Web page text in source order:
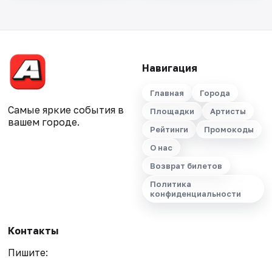
Самые яркие события в
вашем городе.
Навигация
Главная
Города
Площадки
Артисты
Рейтинги
Промокоды
О нас
Возврат билетов
Политика
конфиденциальности
Контакты
Пишите: